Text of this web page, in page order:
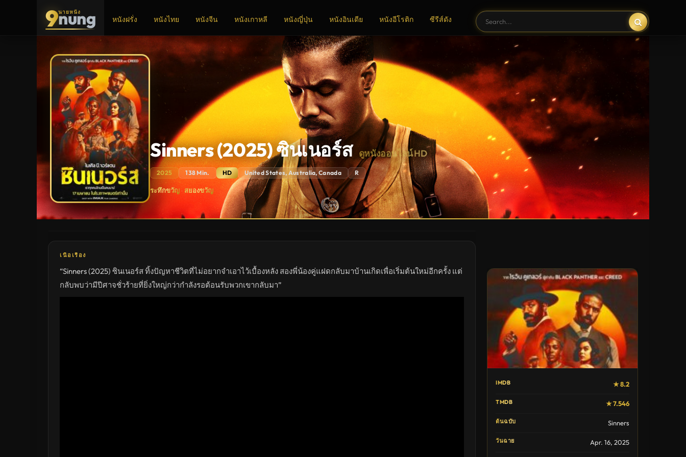
9นายหนัง
nung หนังฝรั่ง หนังไทย หนังจีน หนังเกาหลี หนังญี่ปุ่น หนังอินเดีย หนังอีโรติก ซีรีส์ดัง
ADS
Sinners (2025) ซินเนอร์ส ดูหนังออนไลน์ HD
2025 138 Min. HD United States, Australia, Canada R
Sinners
(2025)
เนอ
ซับ
ไทย
เต็ม
เรื่อง
ระทึกขวัญ · สยองขวัญ
เนื้อเรื่อง
“Sinners (2025) ซินเนอร์ส ทิ้งปัญหาชีวิตที่ไม่อยากจำเอาไว้เบื้องหลัง สองพี่น้องคู่แฝดกลับมาบ้านเกิดเพื่อเริ่มต้นใหม่อีกครั้ง แต่
กลับพบว่ามีปีศาจชั่วร้ายที่ยิ่งใหญ่กว่ากำลังรอต้อนรับพวกเขากลับมา”
IMDB ★ 8.2
TMDB ★ 7.546
ต้นฉบับ Sinners
วันฉาย Apr. 16, 2025